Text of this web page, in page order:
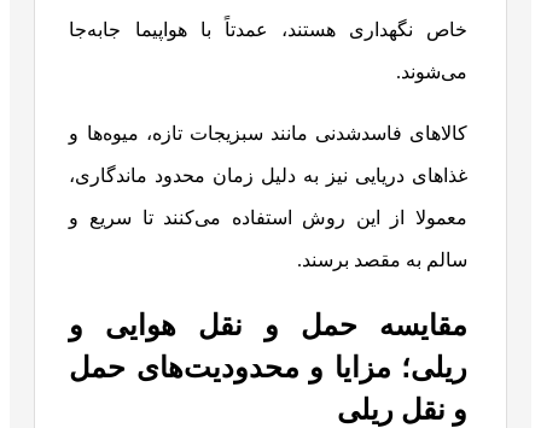
خاص نگهداری هستند، عمدتاً با هواپیما جابه‌جا
می‌شوند.
کالاهای فاسدشدنی مانند سبزیجات تازه، میوه‌ها و
غذاهای دریایی نیز به دلیل زمان محدود ماندگاری،
معمولا از این روش استفاده می‌کنند تا سریع و
سالم به مقصد برسند.
مقایسه حمل و نقل هوایی و
ریلی؛ مزایا و محدودیت‌های حمل
و نقل ریلی